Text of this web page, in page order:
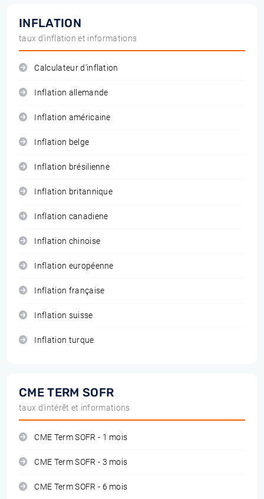
INFLATION
taux d'inflation et informations
Calculateur d'inflation
Inflation allemande
Inflation américaine
Inflation belge
Inflation brésilienne
Inflation britannique
Inflation canadiene
Inflation chinoise
Inflation européenne
Inflation française
Inflation suisse
Inflation turque
CME TERM SOFR
taux d'intérêt et informations
CME Term SOFR - 1 mois
CME Term SOFR - 3 mois
CME Term SOFR - 6 mois